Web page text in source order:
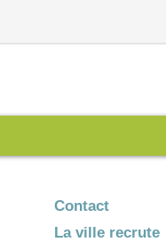
Contact
La ville recrute